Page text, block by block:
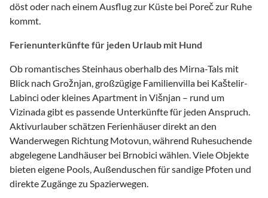
döst oder nach einem Ausflug zur Küste bei Poreč zur Ruhe
kommt.
Ferienunterkünfte für jeden Urlaub mit Hund
Ob romantisches Steinhaus oberhalb des Mirna-Tals mit
Blick nach Grožnjan, großzügige Familienvilla bei Kaštelir-
Labinci oder kleines Apartment in Višnjan – rund um
Vizinada gibt es passende Unterkünfte für jeden Anspruch.
Aktivurlauber schätzen Ferienhäuser direkt an den
Wanderwegen Richtung Motovun, während Ruhesuchende
abgelegene Landhäuser bei Brnobici wählen. Viele Objekte
bieten eigene Pools, Außenduschen für sandige Pfoten und
direkte Zugänge zu Spazierwegen.